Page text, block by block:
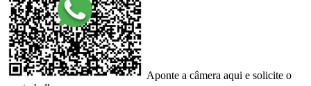
Aponte a câmera aqui e solicite o